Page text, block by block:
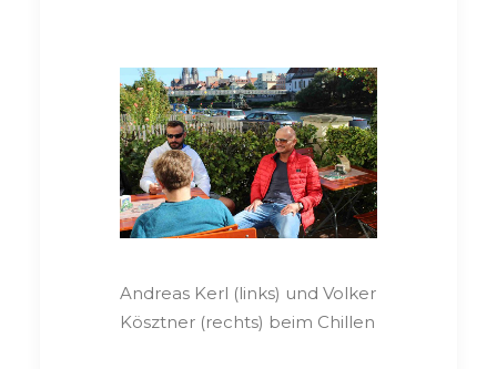
Andreas Kerl (links) und Volker
Kösztner (rechts) beim Chillen